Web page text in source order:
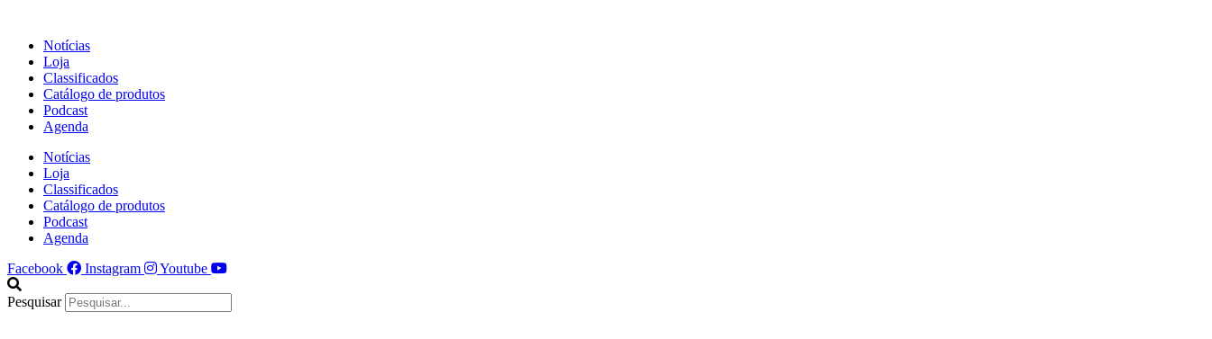
conteúdo
Notícias
Loja
Classificados
Catálogo de produtos
Podcast
Agenda
Notícias
Loja
Classificados
Catálogo de produtos
Podcast
Agenda
Facebook
Instagram Youtube
Pesquisar